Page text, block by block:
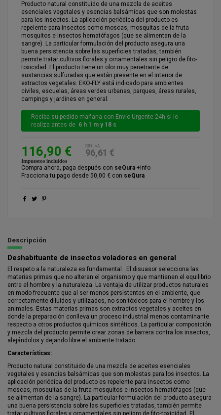
Producto natural constituido de una mezcla de aceites
esenciales vegetales y esencias balsámicas que son molestas
para los insectos. La aplicación periódica del producto es
repelente para insectos como moscas, mosquitas de la fruta
mosquitos e insectos hematófagos (que se alimentan de la
sangre). La particular formulación del producto asegura una
buena persistencia sobre las superficies tratadas, también
permite tratar cultivos florales y ornamentales sin peligro de fito‐
toxicidad. El producto tiene un olor muy penetrante de
sustancias sulfuradas que están presente en el interior de
extractos vegetales. EKO-FLY está indicado para ambientes
civiles, escuelas, áreas verdes urbanas, parques, áreas rurales,
campings y jardines en general.
Reciba su pedido mañana con Envío Urgente 24h si lo
realiza antes de 6 h 1 m y 18 s
116,90 € SIN IVA
96,61 €
Impuestos incluidos
Compra ahora, paga después con seQura +info
Fracciona tu pago desde 50,00 € con seQura
Descripción
Deshabituante de insectos voladores en general
El respeto a la naturaleza es fundamental . El disuasor selecciona las
materias primas que no alteran el organismo y que mantienen el equilibrio
entre el hombre y la naturaleza. La ventaja de utilizar productos naturales
en modo frecuente que al ser menos persistentes en el ambiente, que
correctamente diluidos y utilizados, no son tóxicos para el hombre y los
animales. Estas materias primas son extractos vegetales y aceites en
donde la preparación conlleva un proceso industrial menos contaminante
respecto a otros productos químicos sintéticos. La particular composición
y mezcla del producto permite crear zonas de barrera contra los insectos,
alejándolos y dejando libre el ambiente tratado.
Características:
Producto natural constituido de una mezcla de aceites esenciales
vegetales y esencias balsámicas que son molestas para los insectos. La
aplicación periódica del producto es repelente para insectos como
moscas, mosquitas de la fruta mosquitos e insectos hematófagos (que
se alimentan de la sangre). La particular formulación del producto asegura
una buena persistencia sobre las superficies tratadas, también permite
tratar cultivos florales y ornamentales sin peligro de fito‐toxicidad. El